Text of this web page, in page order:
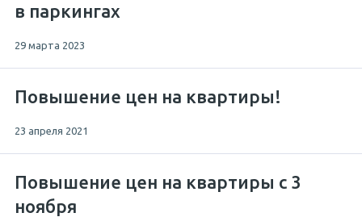
в паркингах
29 марта 2023
Повышение цен на квартиры!
23 апреля 2021
Повышение цен на квартиры с 3
ноября